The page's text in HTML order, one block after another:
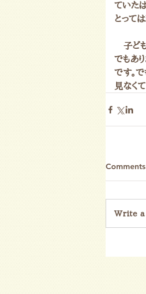
ていた
とって
子ども
でもあ
です。
見なく
Comments
Write a